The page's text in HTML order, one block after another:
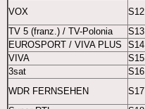
VOX
S12
TV 5 (franz.) / TV-Polonia
S13
EUROSPORT / VIVA PLUS
S14
VIVA
S15
3sat
S16
WDR FERNSEHEN
S17